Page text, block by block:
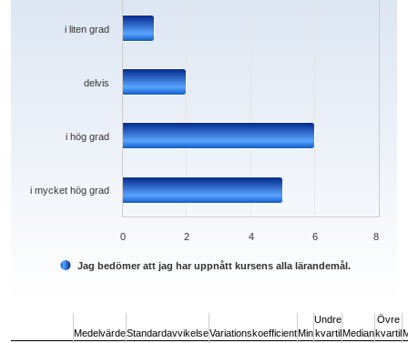
Jag bedömer att jag har uppnått kursens alla lärandemål.
i mycket hög grad
i hög grad
delvis
i liten grad
0 2 4 6 8
MedelvärdeStandardavvikelseVariationskoefficientMin
Undre
kvartilMedian
Övre
kvartil